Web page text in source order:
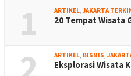
1 ARTIKEL, JAKARTA
20 Tempat
ARTIKEL, BISNIS,
Eksplorasi Wisata